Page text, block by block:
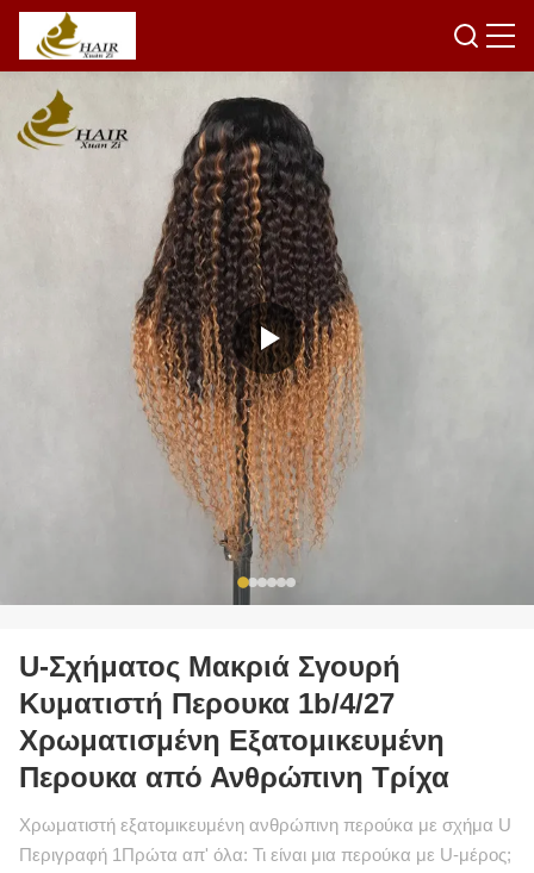
U-Σχήματος Μακριά Σγουρή
Κυματιστή Περουκα 1b/4/27
Χρωματισμένη Εξατομικευμένη
Περουκα από Ανθρώπινη Τρίχα
Χρωματιστή εξατομικευμένη ανθρώπινη περούκα με σχήμα U
Περιγραφή 1Πρώτα απ' όλα: Τι είναι μια περούκα με U-μέρος;